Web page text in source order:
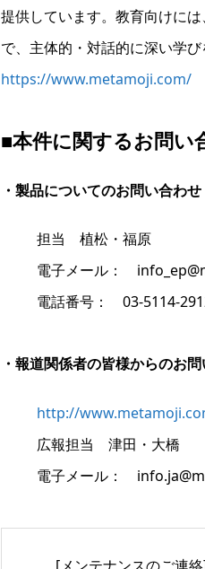
提供しています。教育向けに
で、主体的・対話的に深い学
https://www.metamoji.com/
■本件に関するお問い
・製品についてのお問い合わせ
担当 植松・福原
電子メール：
電話番号： 03-5114-
・報道関係者の皆様からのお問
http://
広報担当 津田・大橋
電子メール：
[メンテナンスのご連